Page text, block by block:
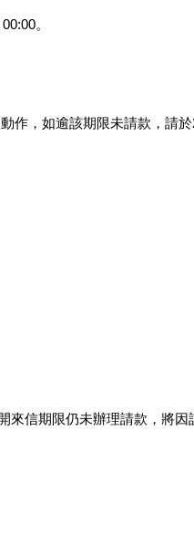
。
，如逾該期限未請款，請於
信期限仍未辦理請款，將